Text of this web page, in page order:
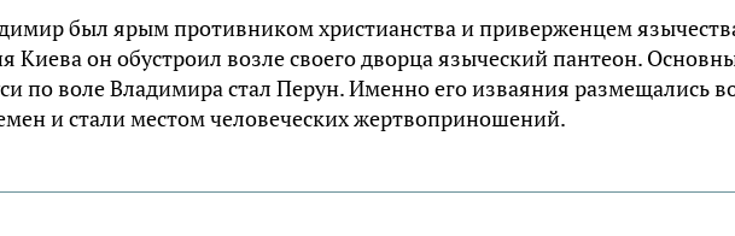
был ярым противником христианства и приверженцем
Киева он обустроил возле своего дворца языческий пантеон.
по воле Владимира стал Перун. Именно его изваяния размещались
и стали местом человеческих жертвоприношений.